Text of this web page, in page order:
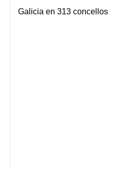
Galicia en 313 concellos